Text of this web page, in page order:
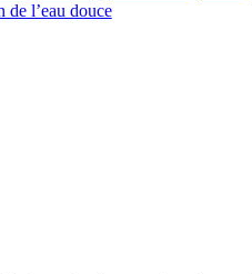
l’eau douce